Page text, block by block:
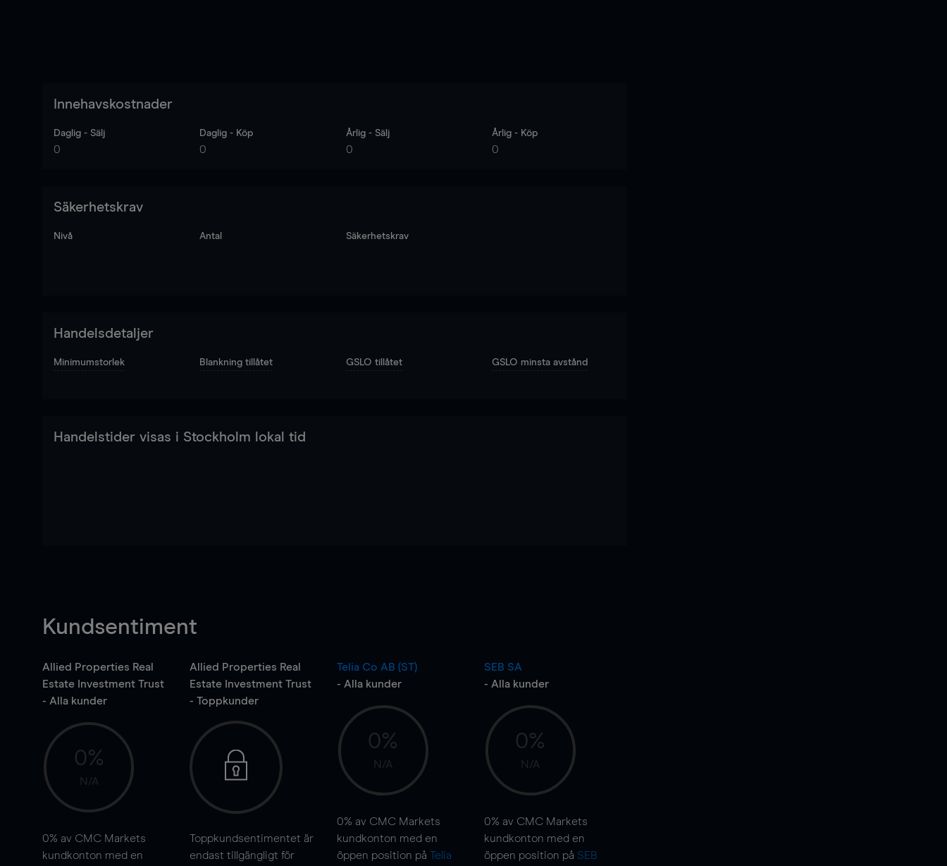
Innehavskostnader
Daglig - Sälj
0
Daglig - Köp
0
Årlig - Sälj
0
Årlig - Köp
0
Säkerhetskrav
Nivå Antal Säkerhetskrav
Handelsdetaljer
Minimumstorlek Blankning tillåtet GSLO tillåtet GSLO minsta avstånd
Handelstider visas i Stockholm lokal tid
Kundsentiment
Allied Properties Real
Estate Investment Trust
- Alla kunder
0%
N/A
0% av CMC Markets
kundkonton med en
Allied Properties Real
Estate Investment Trust
- Toppkunder
Toppkundsentimentet är
endast tillgängligt för
Telia Co AB (ST)
- Alla kunder
0%
N/A
0% av CMC Markets
kundkonton med en
öppen position på Telia
SEB SA
- Alla kunder
0%
N/A
0% av CMC Markets
kundkonton med en
öppen position på SEB